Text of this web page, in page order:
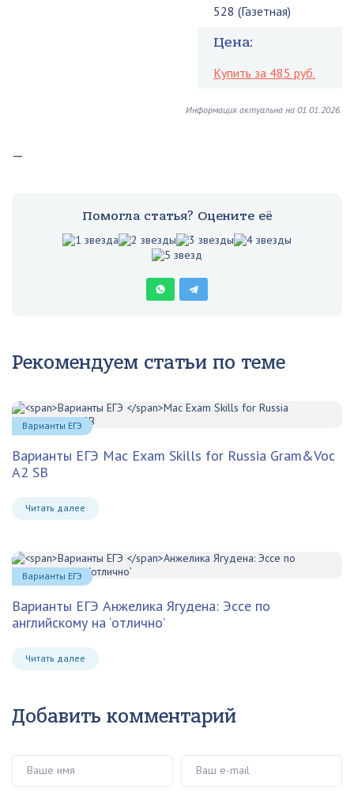
528 (Газетная)
Цена:
Купить за 485 руб.
Информация актуальна на 01.01.2026.
—
Помогла статья? Оцените её
Рекомендуем статьи по теме
Варианты ЕГЭ Mac Exam Skills for Russia Gram&Voc
A2 SB
Читать далее
Варианты ЕГЭ
Варианты ЕГЭ Анжелика Ягудена: Эссе по
английскому на ‘отлично’
Читать далее
Варианты ЕГЭ
Добавить комментарий